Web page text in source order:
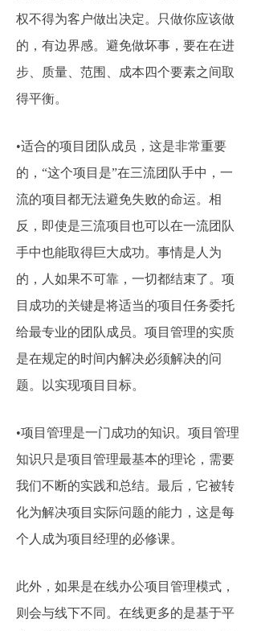
权不得为客户做出决定。只做你应该做
的，有边界感。避免做坏事，要在在进
步、质量、范围、成本四个要素之间取
得平衡。
•适合的项目团队成员，这是非常重要
的，“这个项目是”在三流团队手中，一
流的项目都无法避免失败的命运。相
反，即使是三流项目也可以在一流团队
手中也能取得巨大成功。事情是人为
的，人如果不可靠，一切都结束了。项
目成功的关键是将适当的项目任务委托
给最专业的团队成员。项目管理的实质
是在规定的时间内解决必须解决的问
题。以实现项目目标。
•项目管理是一门成功的知识。项目管理
知识只是项目管理最基本的理论，需要
我们不断的实践和总结。最后，它被转
化为解决项目实际问题的能力，这是每
个人成为项目经理的必修课。
此外，如果是在线办公项目管理模式，
则会与线下不同。在线更多的是基于平